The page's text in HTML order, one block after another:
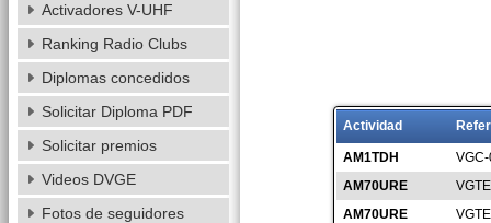
Actividad
AM1TDH
AM70URE
AM70URE
Activadores V-UHF
Ranking Radio Clubs
Diplomas concedidos
Solicitar Diploma PDF
Solicitar premios
Videos DVGE
Fotos de seguidores